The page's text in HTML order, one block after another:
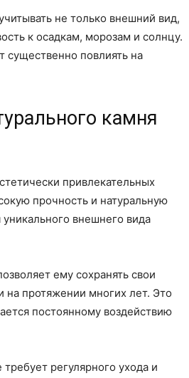
не только внешний вид,
к осадкам, морозам и солнцу.
существенно повлиять на
камня
привлекательных
прочность и натуральную
внешнего вида
ему сохранять свои
на протяжении многих лет. Это
постоянному воздействию
регулярного ухода и